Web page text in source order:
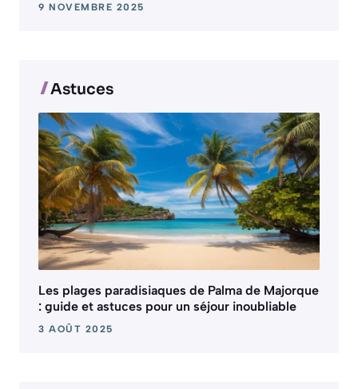
9 NOVEMBRE 2025
Astuces
Les plages paradisiaques de Palma de Majorque
: guide et astuces pour un séjour inoubliable
3 AOÛT 2025